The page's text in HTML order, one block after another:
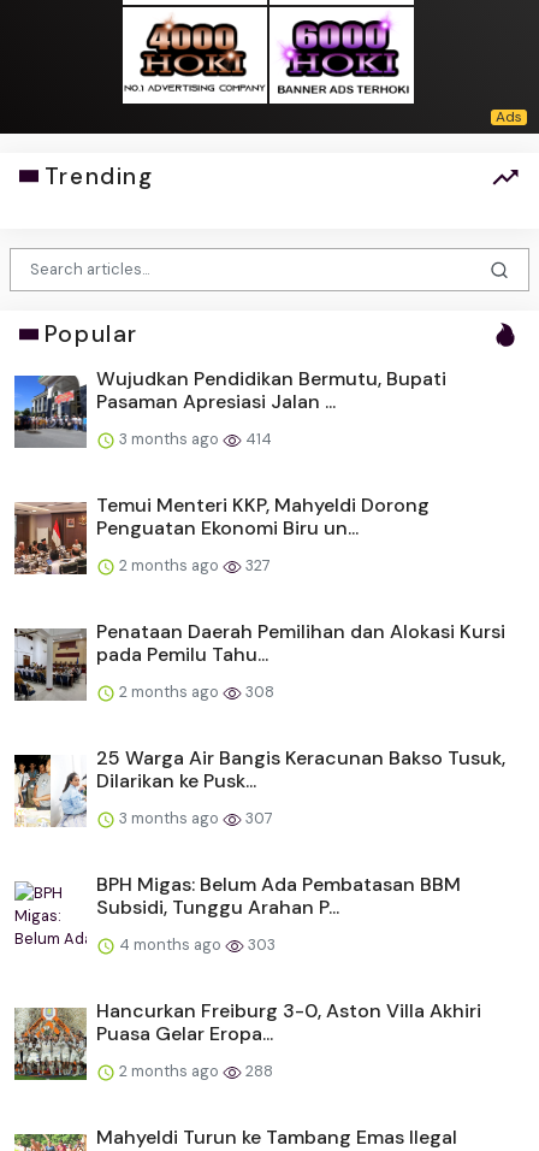
Trending
Popular
Wujudkan Pendidikan Bermutu, Bupati
Pasaman Apresiasi Jalan ...
3 months ago 414
Temui Menteri KKP, Mahyeldi Dorong
Penguatan Ekonomi Biru un...
2 months ago 327
Penataan Daerah Pemilihan dan Alokasi Kursi
pada Pemilu Tahu...
2 months ago 308
25 Warga Air Bangis Keracunan Bakso Tusuk,
Dilarikan ke Pusk...
3 months ago 307
BPH Migas: Belum Ada Pembatasan BBM
Subsidi, Tunggu Arahan P...
4 months ago 303
Hancurkan Freiburg 3-0, Aston Villa Akhiri
Puasa Gelar Eropa...
2 months ago 288
Mahyeldi Turun ke Tambang Emas Ilegal